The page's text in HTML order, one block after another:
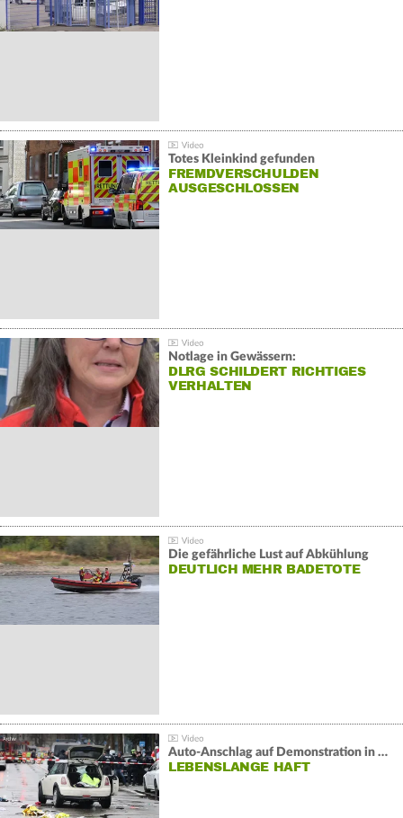
Totes Kleinkind gefunden
FREMDVERSCHULDEN
AUSGESCHLOSSEN
Notlage in Gewässern:
DLRG SCHILDERT RICHTIGES
VERHALTEN
Die gefährliche Lust auf Abkühlung
DEUTLICH MEHR BADETOTE
Auto-Anschlag auf Demonstration in München:
LEBENSLANGE HAFT